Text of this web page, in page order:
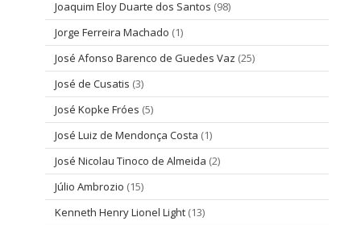
Joaquim Eloy Duarte dos Santos (98)
Jorge Ferreira Machado (1)
José Afonso Barenco de Guedes Vaz (25)
José de Cusatis (3)
José Kopke Fróes (5)
José Luiz de Mendonça Costa (1)
José Nicolau Tinoco de Almeida (2)
Júlio Ambrozio (15)
Kenneth Henry Lionel Light (13)